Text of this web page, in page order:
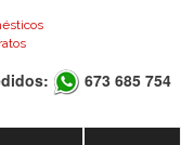
673 685 754